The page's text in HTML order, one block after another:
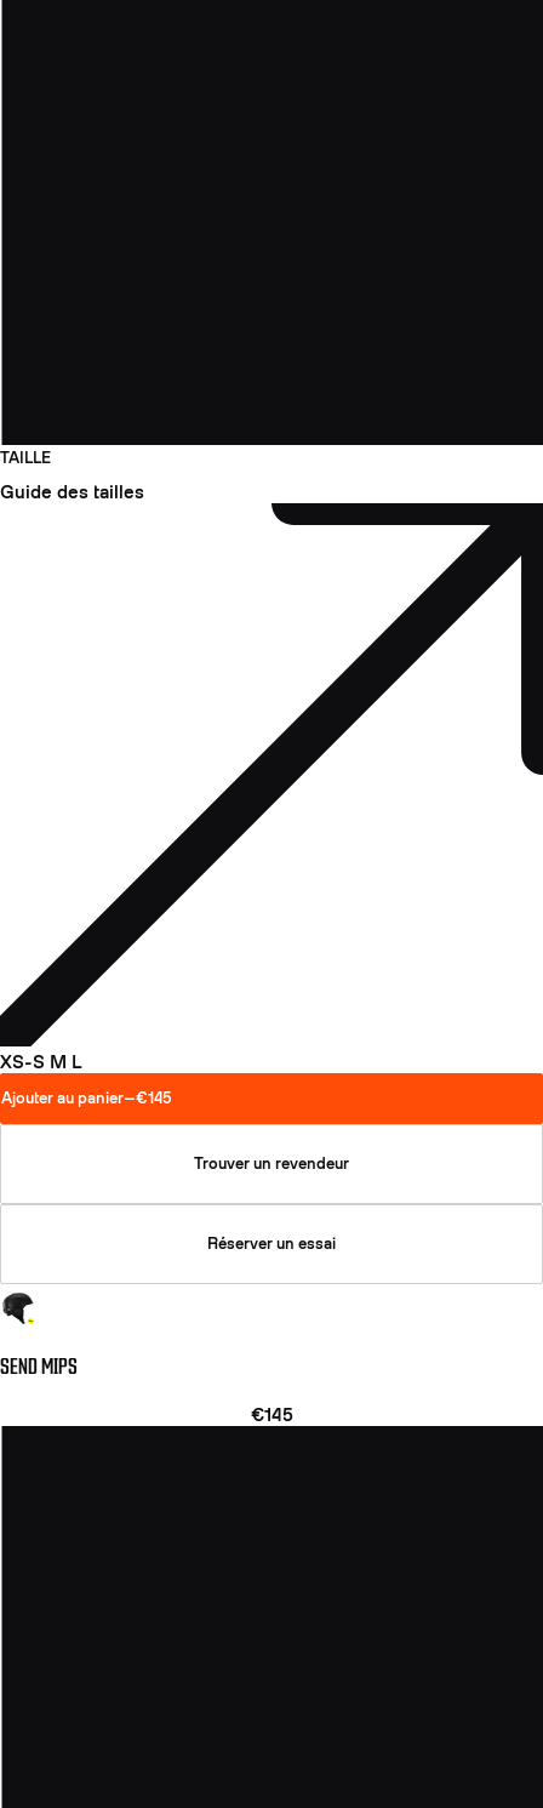
TAILLE
Guide des tailles
XS-S M L
Ajouter au panier—€145
Trouver un revendeur
Réserver un essai
SEND MIPS
€145